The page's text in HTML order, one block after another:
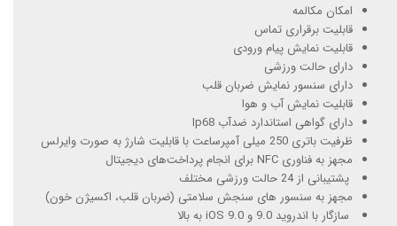
امکان مکالمه
قابلیت برقراری تماس
قابلیت نمایش پیام ورودی
دارای حالت ورزشی
دارای سنسور نمایش ضربان قلب
قابلیت نمایش آب و هوا
دارای گواهی استاندارد ضدآب Ip68
ظرفیت باتری 250 میلی آمپرساعت با قابلیت شارژ به صورت وایرلس
مجهز به فناوری NFC برای انجام پرداخت‌های دیجیتال
پشتیبانی از 24 حالت ورزشی مختلف
مجهز به سنسور های سنجش سلامتی (ضربان قلب، اکسیژن خون)
سازگار با اندروید 9.0 و iOS 9.0 به بالا